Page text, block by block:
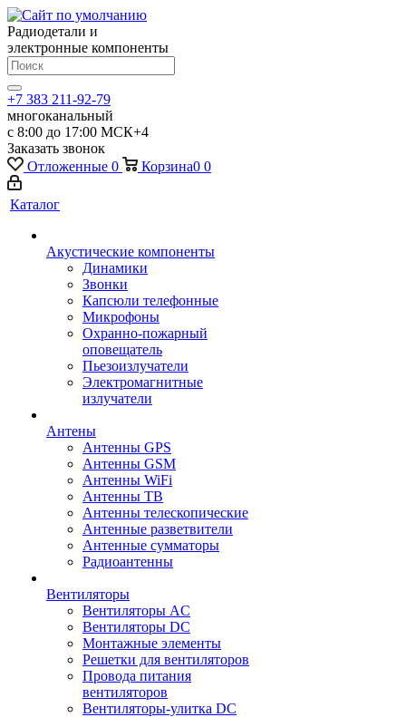
Радиодетали и
электронные компоненты
+7 383 211-92-79
многоканальный
с 8:00 до 17:00 МСК+4
Заказать звонок
Отложенные 0 Корзина0 0
Каталог
Акустические компоненты
Динамики
Звонки
Капсюли телефонные
Микрофоны
Охранно-пожарный
оповещатель
Пьезоизлучатели
Электромагнитные
излучатели
Антены
Антенны GPS
Антенны GSM
Антенны WiFi
Антенны ТВ
Антенны телескопические
Антенные разветвители
Антенные сумматоры
Радиоантенны
Вентиляторы
Вентиляторы AC
Вентиляторы DC
Монтажные элементы
Решетки для вентиляторов
Провода питания
вентиляторов
Вентиляторы-улитка DC